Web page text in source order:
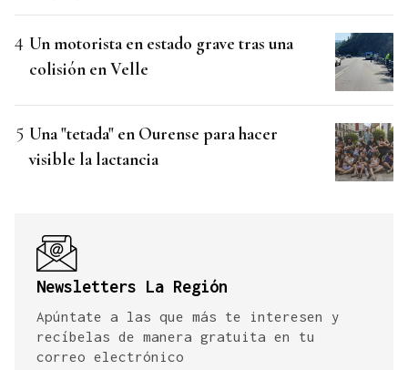
Un motorista en estado grave tras una
colisión en Velle
Una "tetada" en Ourense para hacer
visible la lactancia
Newsletters La Región
Apúntate a las que más te interesen y
recíbelas de manera gratuita en tu
correo electrónico